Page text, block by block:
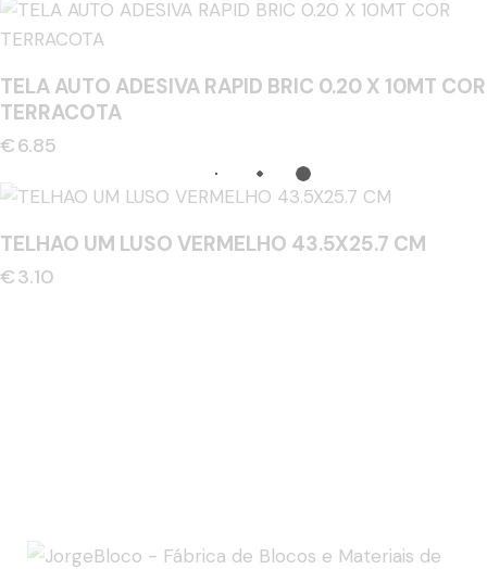
TELA AUTO ADESIVA RAPID BRIC 0.20 X 10MT COR
TERRACOTA
€6.85
TELHAO UM LUSO VERMELHO 43.5X25.7 CM
€3.10